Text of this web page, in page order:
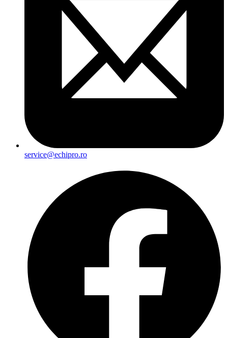
service@echipro.ro